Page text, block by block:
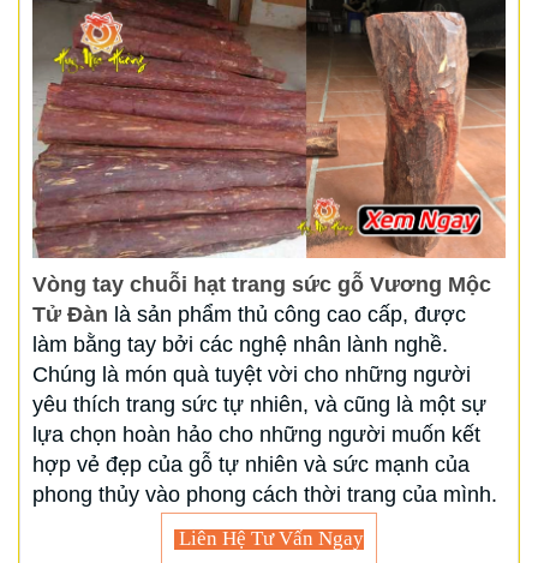
Vòng tay chuỗi hạt trang sức gỗ Vương Mộc
Tử Đàn là sản phẩm thủ công cao cấp, được
làm bằng tay bởi các nghệ nhân lành nghề.
Chúng là món quà tuyệt vời cho những người
yêu thích trang sức tự nhiên, và cũng là một sự
lựa chọn hoàn hảo cho những người muốn kết
hợp vẻ đẹp của gỗ tự nhiên và sức mạnh của
phong thủy vào phong cách thời trang của mình.
Liên Hệ Tư Vấn Ngay